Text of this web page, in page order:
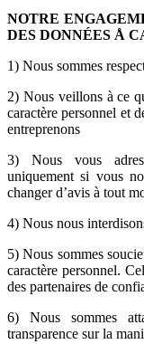
NOTRE
DES DONNÉES Å
1) Nous sommes
2) Nous veillons à ce
caractère personnel et
entreprenons
3) Nous vous
uniquement si vous
changer d’avis à tout
4) Nous nous
5) Nous sommes
caractère personnel.
des partenaires de
6) Nous sommes
transparence sur la